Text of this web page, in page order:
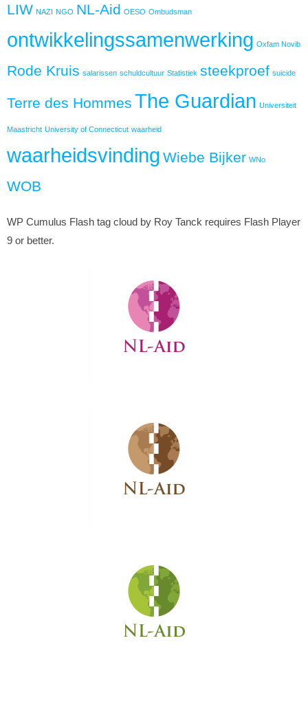
LIW NAZI NGO NL-Aid OESO Ombudsman
ontwikkelingssamenwerking Oxfam Novib
Rode Kruis salarissen schuldcultuur Statistiek steekproef suicide
Terre des Hommes The Guardian Universiteit
Maastricht University of Connecticut waarheid
waarheidsvinding Wiebe Bijker WNo
WOB
WP Cumulus Flash tag cloud by Roy Tanck requires Flash Player
9 or better.